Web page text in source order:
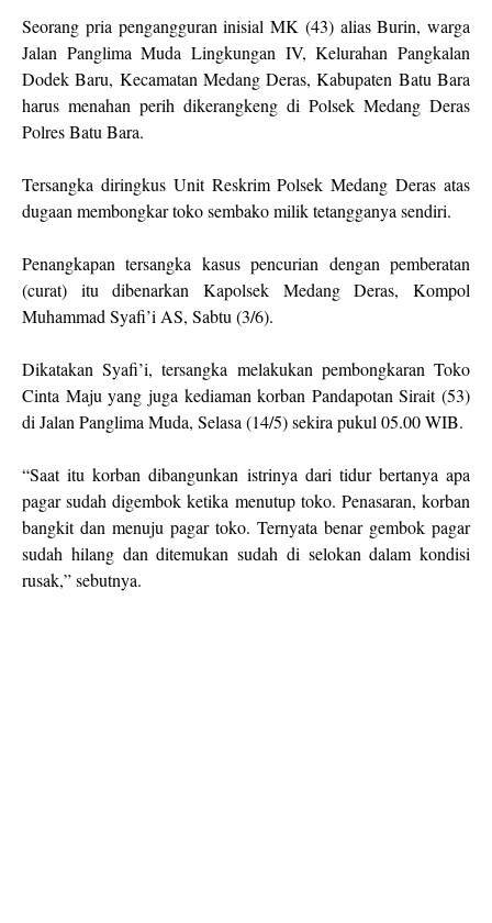
Seorang pria pengangguran inisial MK (43) alias Burin, warga
Jalan Panglima Muda Lingkungan IV, Kelurahan Pangkalan
Dodek Baru, Kecamatan Medang Deras, Kabupaten Batu Bara
harus menahan perih dikerangkeng di Polsek Medang Deras
Polres Batu Bara.
Tersangka diringkus Unit Reskrim Polsek Medang Deras atas
dugaan membongkar toko sembako milik tetangganya sendiri.
Penangkapan tersangka kasus pencurian dengan pemberatan
(curat) itu dibenarkan Kapolsek Medang Deras, Kompol
Muhammad Syafi’i AS, Sabtu (3/6).
Dikatakan Syafi’i, tersangka melakukan pembongkaran Toko
Cinta Maju yang juga kediaman korban Pandapotan Sirait (53)
di Jalan Panglima Muda, Selasa (14/5) sekira pukul 05.00 WIB.
“Saat itu korban dibangunkan istrinya dari tidur bertanya apa
pagar sudah digembok ketika menutup toko. Penasaran, korban
bangkit dan menuju pagar toko. Ternyata benar gembok pagar
sudah hilang dan ditemukan sudah di selokan dalam kondisi
rusak,” sebutnya.